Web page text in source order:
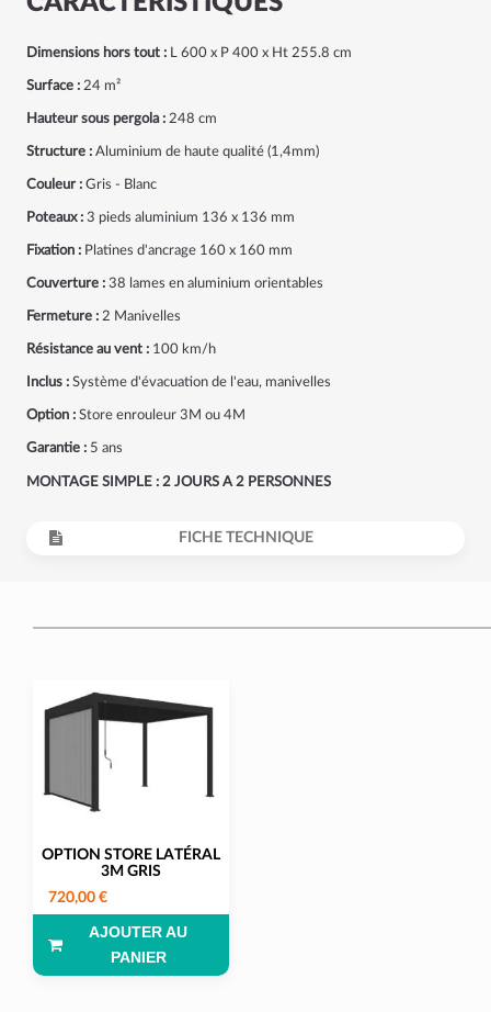
Dimensions hors tout : L 600 x P 400 x Ht 255.8 cm
Surface : 24 m²
Hauteur sous pergola : 248 cm
Structure : Aluminium de haute qualité (1,4mm)
Couleur : Gris - Blanc
Poteaux : 3 pieds aluminium 136 x 136 mm
Fixation : Platines d'ancrage 160 x 160 mm
Couverture : 38 lames en aluminium orientables
Fermeture : 2 Manivelles
Résistance au vent : 100 km/h
Inclus : Système d'évacuation de l'eau, manivelles
Option : Store enrouleur 3M ou 4M
Garantie : 5 ans
MONTAGE SIMPLE : 2 JOURS A 2 PERSONNES
FICHE TECHNIQUE
OPTION STORE LATÉRAL
3M GRIS
720,00 €
AJOUTER AU
PANIER